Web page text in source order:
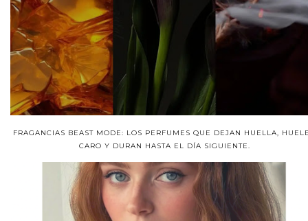
FRAGANCIAS BEAST MODE: LOS PERFUMES QUE DEJAN HUELLA,
CARO Y DURAN HASTA EL DÍA SIGUIENTE.